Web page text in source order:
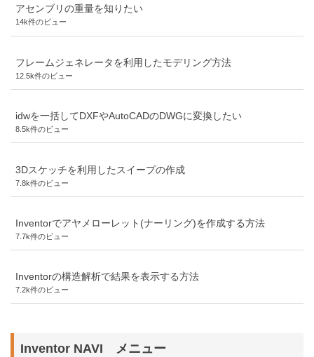
アセンブリの重量を知りたい
14k件のビュー
フレームジェネレータを利用したモデリング方法
12.5k件のビュー
idwを一括してDXFやAutoCADのDWGに変換したい
8.5k件のビュー
3Dスケッチを利用したスイープの作成
7.8k件のビュー
Inventorでアヤメローレット(ナーリング)を作成する方法
7.7k件のビュー
Inventorの構造解析で結果を表示する方法
7.2k件のビュー
Inventor NAVI メニュー